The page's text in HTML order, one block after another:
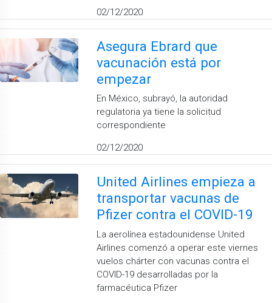
02/12/2020
Asegura Ebrard que
vacunación está por
empezar
En México, subrayó, la autoridad
regulatoria ya tiene la solicitud
correspondiente
02/12/2020
United Airlines empieza a
transportar vacunas de
Pfizer contra el COVID-19
La aerolínea estadounidense United
Airlines comenzó a operar este viernes
vuelos chárter con vacunas contra el
COVID-19 desarrolladas por la
farmacéutica Pfizer